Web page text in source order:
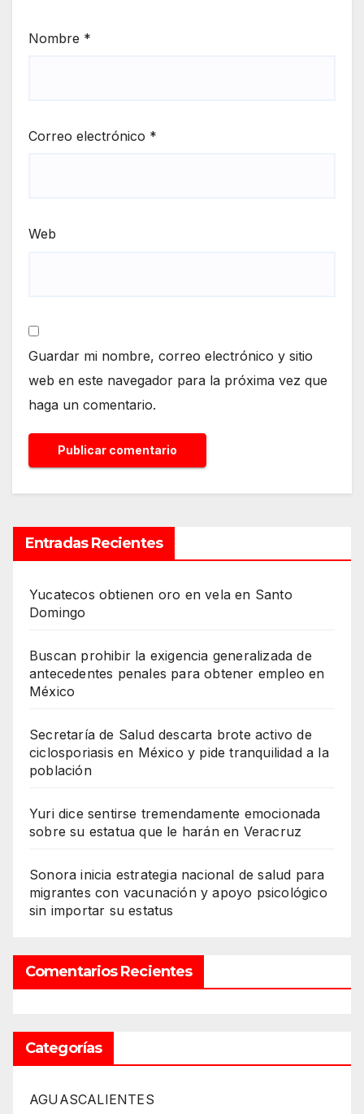
Nombre *
Correo electrónico *
Web
Guardar mi nombre, correo electrónico y sitio
web en este navegador para la próxima vez que
haga un comentario.
Entradas Recientes
Yucatecos obtienen oro en vela en Santo
Domingo
Buscan prohibir la exigencia generalizada de
antecedentes penales para obtener empleo en
México
Secretaría de Salud descarta brote activo de
ciclosporiasis en México y pide tranquilidad a la
población
Yuri dice sentirse tremendamente emocionada
sobre su estatua que le harán en Veracruz
Sonora inicia estrategia nacional de salud para
migrantes con vacunación y apoyo psicológico
sin importar su estatus
Comentarios Recientes
Categorías
AGUASCALIENTES